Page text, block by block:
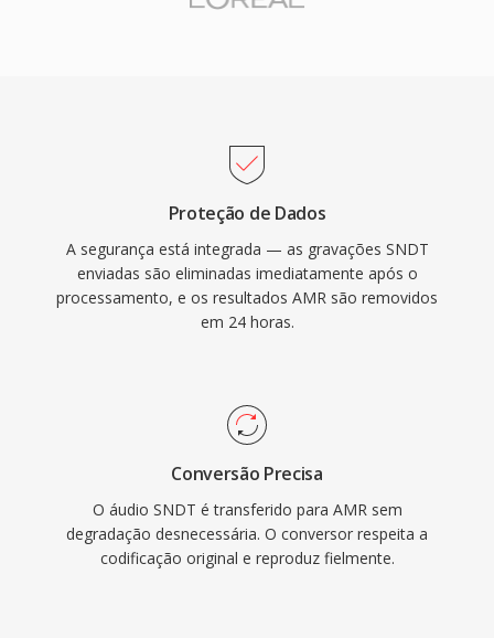
conforto, reduzindo a transmissão durante o
silencio. Embora o AMR seja inadequado para
música devido a sua largura de banda estreita
(300-3400 Hz), ele se destaca na entrega de
fala inteligivel sob condições de rede
desafiadoras.
Proteção de Dados
A segurança está integrada — as gravações SNDT
enviadas são eliminadas imediatamente após o
processamento, e os resultados AMR são removidos
em 24 horas.
Conversão Precisa
O áudio SNDT é transferido para AMR sem
degradação desnecessária. O conversor respeita a
codificação original e reproduz fielmente.